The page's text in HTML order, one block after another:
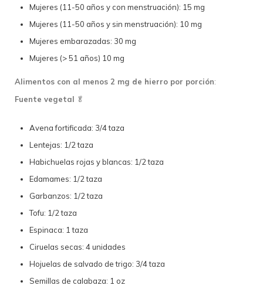
Mujeres (11-50 años y con menstruación): 15 mg
Mujeres (11-50 años y sin menstruación): 10 mg
Mujeres embarazadas: 30 mg
Mujeres (> 51 años) 10 mg
Alimentos con al menos 2 mg de hierro por porción:
Fuente vegetal 🥬
Avena fortificada: 3/4 taza
Lentejas: 1/2 taza
Habichuelas rojas y blancas: 1/2 taza
Edamames: 1/2 taza
Garbanzos: 1/2 taza
Tofu: 1/2 taza
Espinaca: 1 taza
Ciruelas secas: 4 unidades
Hojuelas de salvado de trigo: 3/4 taza
Semillas de calabaza: 1 oz